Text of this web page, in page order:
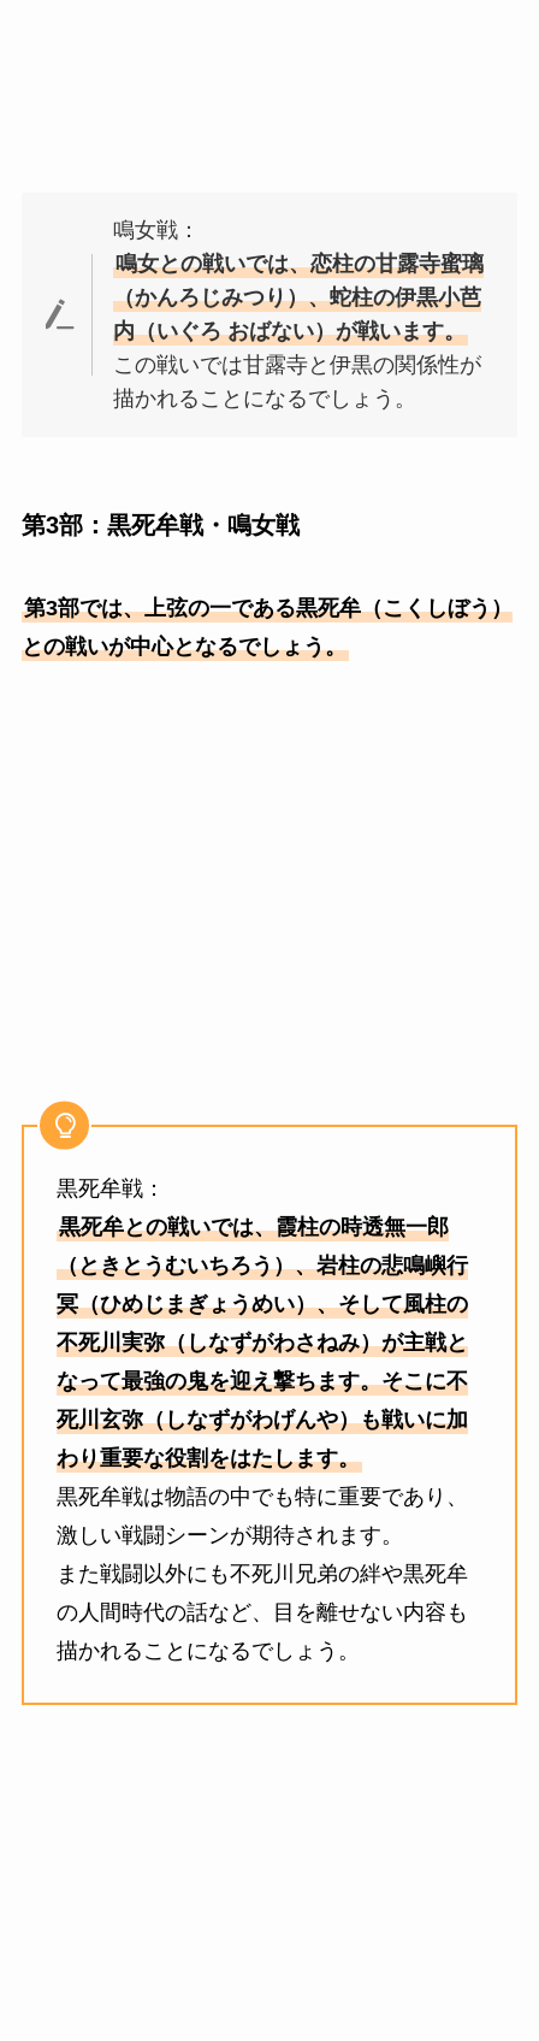
鳴女戦：
鳴女との戦いでは、恋柱の甘露寺蜜璃
（かんろじみつり）、蛇柱の伊黒小芭
内（いぐろ おばない）が戦います。
この戦いでは甘露寺と伊黒の関係性が
描かれることになるでしょう。
第3部：黒死牟戦・鳴女戦
第3部では、上弦の一である黒死牟（こくしぼう）
との戦いが中心となるでしょう。
黒死牟戦：
黒死牟との戦いでは、霞柱の時透無一郎
（ときとうむいちろう）、岩柱の悲鳴嶼行
冥（ひめじまぎょうめい）、そして風柱の
不死川実弥（しなずがわさねみ）が主戦と
なって最強の鬼を迎え撃ちます。そこに不
死川玄弥（しなずがわげんや）も戦いに加
わり重要な役割をはたします。
黒死牟戦は物語の中でも特に重要であり、
激しい戦闘シーンが期待されます。
また戦闘以外にも不死川兄弟の絆や黒死牟
の人間時代の話など、目を離せない内容も
描かれることになるでしょう。